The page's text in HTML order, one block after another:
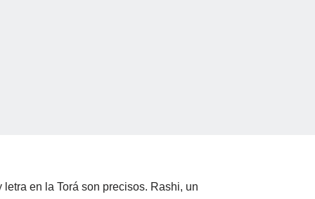
en la Torá son precisos. Rashi, un